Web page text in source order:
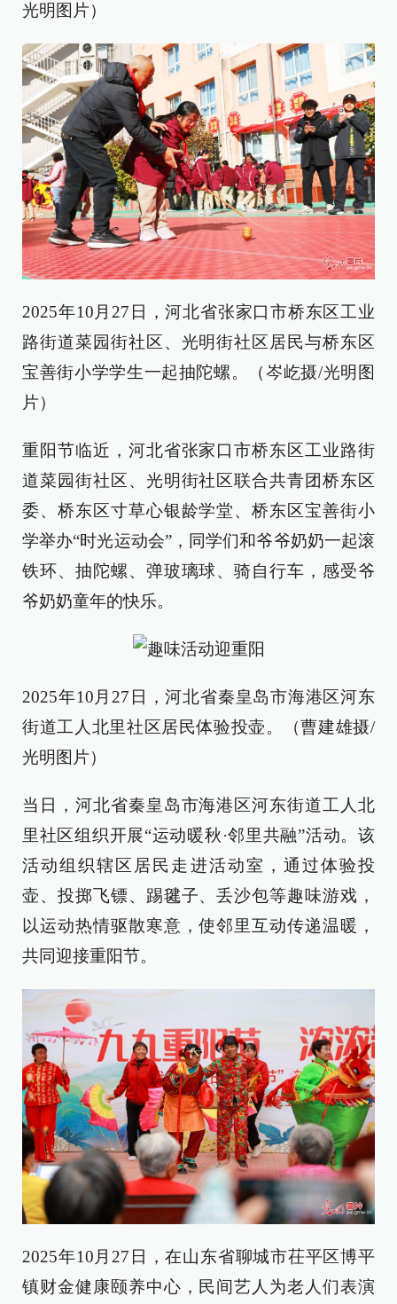
光明图片）
2025年10月27日，河北省张家口市桥东区工业
路街道菜园街社区、光明街社区居民与桥东区
宝善街小学学生一起抽陀螺。（岑屹摄/光明图
片）
重阳节临近，河北省张家口市桥东区工业路街
道菜园街社区、光明街社区联合共青团桥东区
委、桥东区寸草心银龄学堂、桥东区宝善街小
学举办“时光运动会”，同学们和爷爷奶奶一起滚
铁环、抽陀螺、弹玻璃球、骑自行车，感受爷
爷奶奶童年的快乐。
2025年10月27日，河北省秦皇岛市海港区河东
街道工人北里社区居民体验投壶。（曹建雄摄/
光明图片）
当日，河北省秦皇岛市海港区河东街道工人北
里社区组织开展“运动暖秋·邻里共融”活动。该
活动组织辖区居民走进活动室，通过体验投
壶、投掷飞镖、踢毽子、丢沙包等趣味游戏，
以运动热情驱散寒意，使邻里互动传递温暖，
共同迎接重阳节。
2025年10月27日，在山东省聊城市茌平区博平
镇财金健康颐养中心，民间艺人为老人们表演